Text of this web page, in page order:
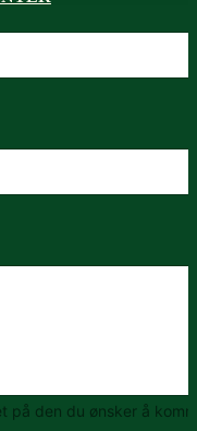
på den du ønsker å